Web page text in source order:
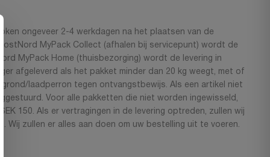
ongeveer 2-4 werkdagen na het plaatsen van de
MyPack Collect (afhalen bij servicepunt) wordt de
MyPack Home (thuisbezorging) wordt de levering in
afgeleverd als het pakket minder dan 20 kg weegt, met of
laadperron tegen ontvangstbewijs. Als een artikel niet
Voor alle pakketten die niet worden ingewisseld,
150. Als er vertragingen in de levering optreden, zullen wij
Wij zullen er alles aan doen om uw bestelling uit te voeren.